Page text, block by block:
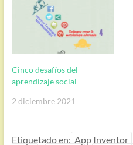
Cinco desafíos del
aprendizaje social
2 diciembre 2021
Etiquetado en: App Inventor